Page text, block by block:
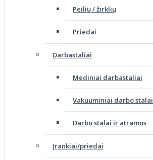
Peilių / žirklių
Priedai
Darbastaliai
Mediniai darbastaliai
Vakuuminiai darbo stalai
Darbo stalai ir atramos
Įrankiai/priedai